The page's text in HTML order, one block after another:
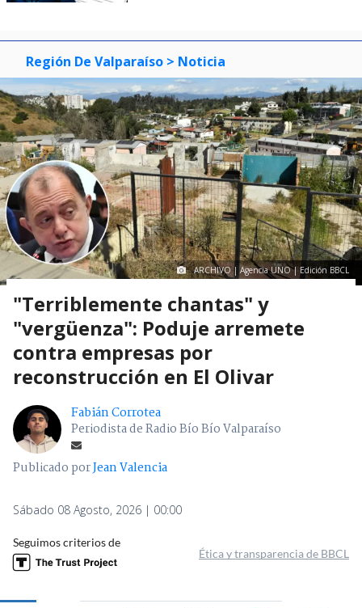
Región De Valparaíso > Noticia
ARCHIVO | Agencia UNO | Edición BBCL
"Terriblemente chantas" y
"vergüenza": Poduje arremete
contra empresas por
reconstrucción en El Olivar
Fabián Corrotea
Periodista de Radio Bío Bío Valparaíso
Publicado porJean Valencia
Sábado 08 Agosto, 2026 | 00:00
Seguimos criterios de
Ética y transparencia de BBCL